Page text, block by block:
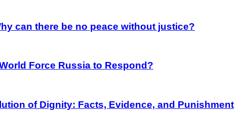
can there be no peace without justice?
Force Russia to Respond?
of Dignity: Facts, Evidence, and Punishment